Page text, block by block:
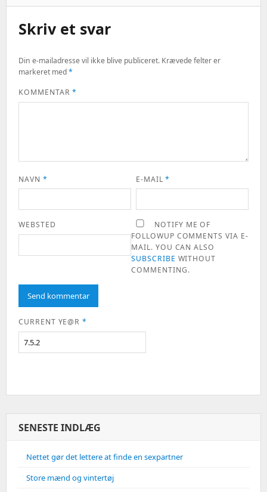
Skriv et svar
Din e-mailadresse vil ikke blive publiceret. Krævede felter er
markeret med*
KOMMENTAR*
NAVN * E-MAIL*
WEBSTED
NOTIFY ME OF
FOLLOWUP COMMENTS VIA E-
MAIL. YOU CAN ALSO
SUBSCRIBE WITHOUT
COMMENTING.
CURRENT YE@R*
SENESTE INDLÆG
Nettet gør det lettere at finde en sexpartner
Store mænd og vintertøj